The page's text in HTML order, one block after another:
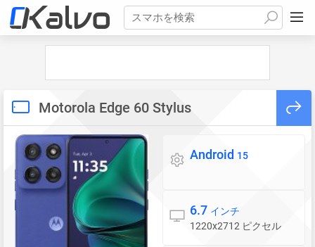
スマホを検索
Motorola Edge 60 Stylus
OS
Android 15
ディスプレイ
6.7 インチ
1220x2712 ピクセル